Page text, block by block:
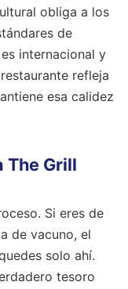
obliga a los
de
internacional y
refleja
esa calidez
The Grill
Si eres de
de vacuno, el
solo ahí.
tesoro